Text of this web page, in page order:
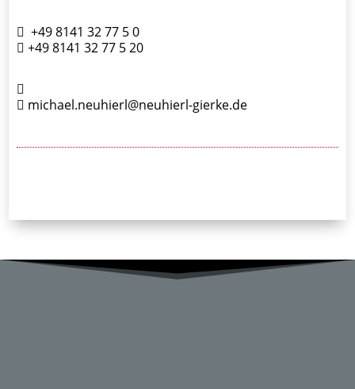
+49 8141 32 77 5 0
+49 8141 32 77 5 20
michael.neuhierl@neuhierl-gierke.de